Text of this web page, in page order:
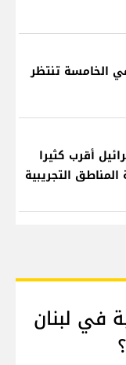
الخامسة تنتظر
أقرب كثيرا
التجريبية
في لبنان